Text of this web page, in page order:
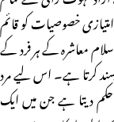
خصوصیات کو قائم
معاشرہ کے ہر فرد کے
کرتا ہے۔ اس لیے مرد
دیتا ہے جن میں ایک